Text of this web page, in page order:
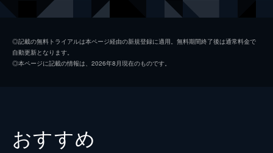
ダン マーク・ラファロ
◎記載の無料トライアルは本ページ経由の新規登録に適用。無料期間終了後は通常料金で
自動更新となります。
◎本ページに記載の情報は、2026年8月現在のものです。
おすすめ